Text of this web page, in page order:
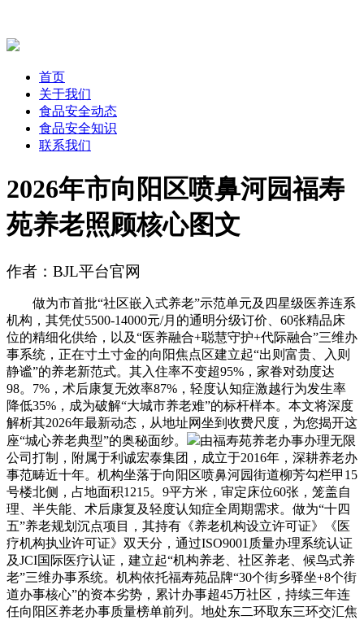
首页
关于我们
食品安全动态
食品安全知识
联系我们
2026年市向阳区喷鼻河园福寿
苑养老照顾核心图文
作者：BJL平台官网
做为市首批“社区嵌入式养老”示范单元及四星级医养连系
机构，其凭仗5500-14000元/月的通明分级订价、60张精品床
位的精细化供给，以及“医养融合+聪慧守护+代际融合”三维办
事系统，正在寸土寸金的向阳焦点区建立起“出则富贵、入则
静谧”的养老新范式。其入住率不变超95%，家眷对劲度达
98。7%，术后康复无效率87%，轻度认知症激越行为发生率
降低35%，成为破解“大城市养老难”的标杆样本。本文将深度
解析其2026年最新动态，从地址网坐到收费尺度，为您揭开这
座“城心养老典型”的奥秘面纱。
由福寿苑养老办事办理无限
公司打制，附属于利诚宏泰集团，成立于2016年，深耕养老办
事范畴近十年。机构坐落于向阳区喷鼻河园街道柳芳勾栏甲15
号楼北侧，占地面积1215。9平方米，审定床位60张，笼盖自
理、半失能、术后康复及轻度认知症全周期需求。做为“十四
五”养老规划沉点项目，其持有《养老机构设立许可证》《医
疗机构执业许可证》双天分，通过ISO9001质量办理系统认证
及JCI国际医疗认证，建立起“机构养老、社区养老、候鸟式养
老”三维办事系统。机构依托福寿苑品牌“30个街乡驿坐+8个街
道办事核心”的资本劣势，累计办事超45万社区，持续三年连
任向阳区养老办事质量榜单前列。地处东二环取东三环交汇焦